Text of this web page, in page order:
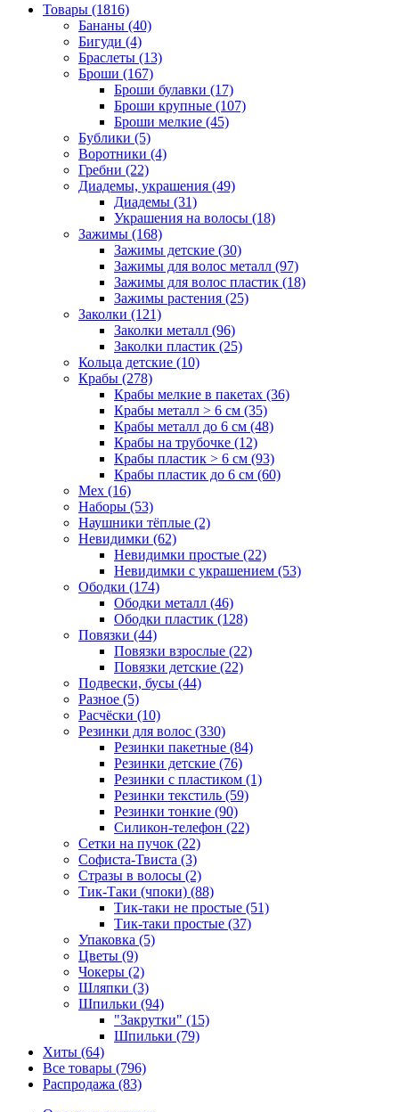
Товары (1816)
Бананы (40)
Бигуди (4)
Браслеты (13)
Броши (167)
Броши булавки (17)
Броши крупные (107)
Броши мелкие (45)
Бублики (5)
Воротники (4)
Гребни (22)
Диадемы, украшения (49)
Диадемы (31)
Украшения на волосы (18)
Зажимы (168)
Зажимы детские (30)
Зажимы для волос металл (97)
Зажимы для волос пластик (18)
Зажимы растения (25)
Заколки (121)
Заколки металл (96)
Заколки пластик (25)
Кольца детские (10)
Крабы (278)
Крабы мелкие в пакетах (36)
Крабы металл > 6 см (35)
Крабы металл до 6 см (48)
Крабы на трубочке (12)
Крабы пластик > 6 см (93)
Крабы пластик до 6 см (60)
Мех (16)
Наборы (53)
Наушники тёплые (2)
Невидимки (62)
Невидимки простые (22)
Невидимки с украшением (53)
Ободки (174)
Ободки металл (46)
Ободки пластик (128)
Повязки (44)
Повязки взрослые (22)
Повязки детские (22)
Подвески, бусы (44)
Разное (5)
Расчёски (10)
Резинки для волос (330)
Резинки пакетные (84)
Резинки детские (76)
Резинки с пластиком (1)
Резинки текстиль (59)
Резинки тонкие (90)
Силикон-телефон (22)
Сетки на пучок (22)
Софиста-Твиста (3)
Стразы в волосы (2)
Тик-Таки (чпоки) (88)
Тик-таки не простые (51)
Тик-таки простые (37)
Упаковка (5)
Цветы (9)
Чокеры (2)
Шляпки (3)
Шпильки (94)
"Закрутки" (15)
Шпильки (79)
Хиты (64)
Все товары (796)
Распродажа (83)